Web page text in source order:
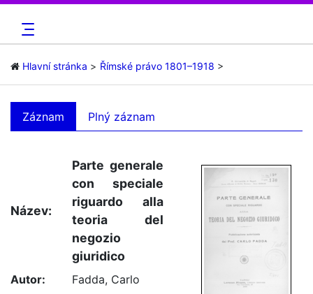
Hlavní stránka Římské právo 1801–1918
Záznam Plný záznam
Název:
Parte generale
con speciale
riguardo alla
teoria del
negozio
giuridico
Autor:
Fadda, Carlo